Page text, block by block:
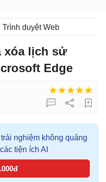
Trình duyệt Web
xóa lịch sử
Edge
nghiệm không quảng
tiện ích AI